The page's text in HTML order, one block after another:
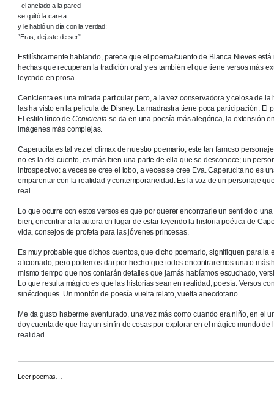
–el anclado a la pared–
se quitó la careta
y le habló un día con la verdad:
“Eras, dejaste de ser”.
Estilísticamente hablando, parece que el poema/cuento de Blanca Nieves
hechas que recuperan la tradición oral y es también el que tiene versos más
leyendo en prosa.
Cenicienta es una mirada particular pero, a la vez conservadora y celosa de
las ha visto en la película de Disney. La madrastra tiene poca participación.
El estilo lírico de Cenicienta se da en una poesía más alegórica, la extensión
imágenes más complejas.
Caperucita es tal vez el clímax de nuestro poemario; este tan famoso
no es la del cuento, es más bien una parte de ella que se desconoce; un
introspectivo: a veces se cree el lobo, a veces se cree Eva. Caperucita no es
emparentar con la realidad y contemporaneidad. Es la voz de un personaje
real.
Lo que ocurre con estos versos es que por querer encontrarle un sentido o
bien, encontrar a la autora en lugar de estar leyendo la historia poética de
vida, consejos de profeta para las jóvenes princesas.
Es muy probable que dichos cuentos, que dicho poemario, signifiquen para la
aficionado, pero podemos dar por hecho que todos encontraremos una o
mismo tiempo que nos contarán detalles que jamás habíamos escuchado,
Lo que resulta mágico es que las historias sean en realidad, poesía. Versos
sinécdoques. Un montón de poesía vuelta relato, vuelta anecdotario.
Me da gusto haberme aventurado, una vez más como cuando era niño, en el
doy cuenta de que hay un sinfín de cosas por explorar en el mágico mundo
realidad.
Leer poemas…